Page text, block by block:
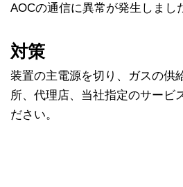
AOCの通信に異常が発生しまし
対策
装置の主電源を切り、ガスの供
所、代理店、当社指定のサービ
ださい。